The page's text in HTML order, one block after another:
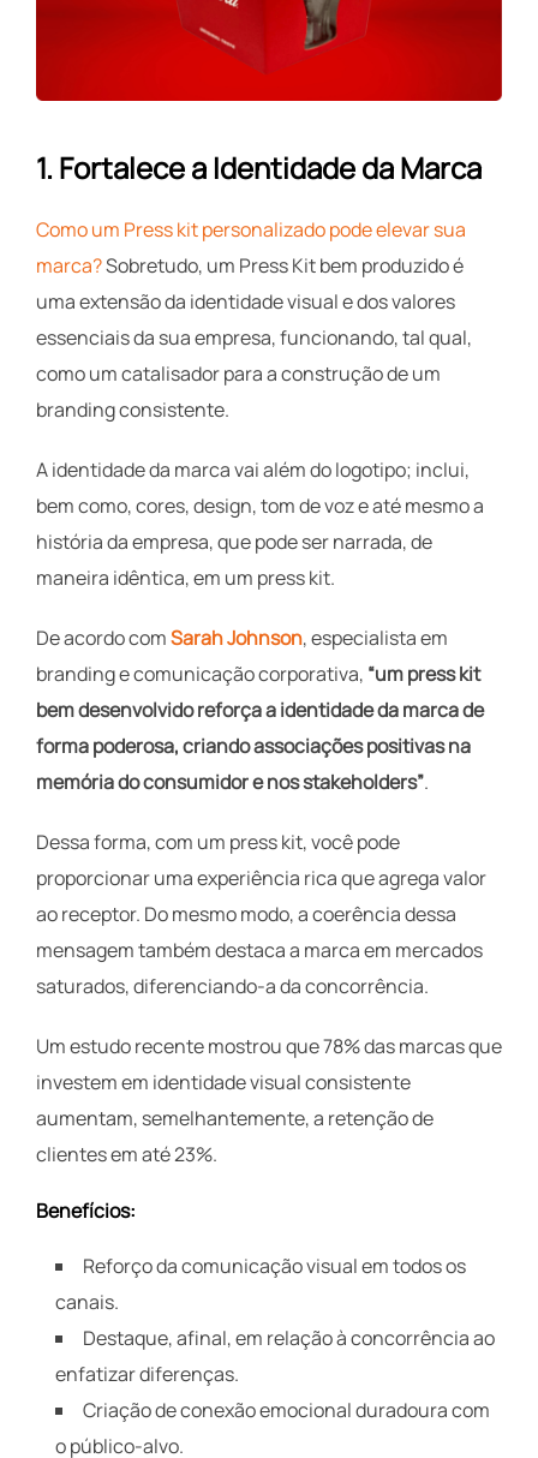
1. Fortalece a Identidade da Marca
Como um Press kit personalizado pode elevar sua
marca?Sobretudo, um Press Kit bem produzido é
uma extensão da identidade visual e dos valores
essenciais da sua empresa, funcionando, tal qual,
como um catalisador para a construção de um
branding consistente.
A identidade da marca vai além do logotipo; inclui,
bem como, cores, design, tom de voz e até mesmo a
história da empresa, que pode ser narrada, de
maneira idêntica, em um press kit.
De acordo comSarah Johnson, especialista em
branding e comunicação corporativa, “um press kit
bem desenvolvido reforça a identidade da marca de
forma poderosa, criando associações positivas na
memória do consumidor e nos stakeholders”.
Dessa forma, com um press kit, você pode
proporcionar uma experiência rica que agrega valor
ao receptor. Do mesmo modo, a coerência dessa
mensagem também destaca a marca em mercados
saturados, diferenciando-a da concorrência.
Um estudo recente mostrou que 78% das marcas que
investem em identidade visual consistente
aumentam, semelhantemente, a retenção de
clientes em até 23%.
Benefícios:
Reforço da comunicação visual em todos os
canais.
Destaque, afinal, em relação à concorrência ao
enfatizar diferenças.
Criação de conexão emocional duradoura com
o público-alvo.